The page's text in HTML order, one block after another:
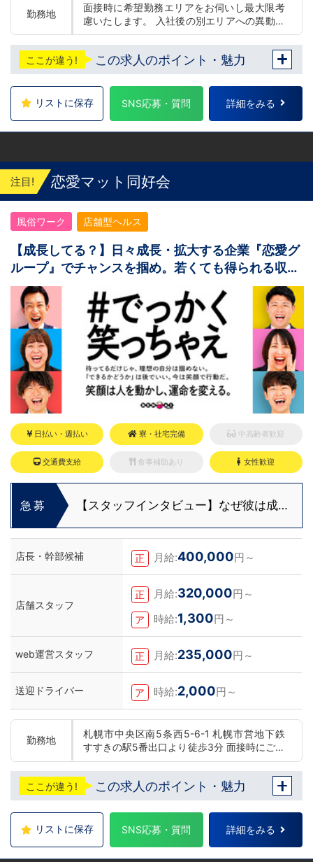
勤務地
面接時に希望勤務エリアをお伺いし最大限考
慮いたします。 入社後の別エリアへの異動の
可否の選択可能です。(変更は随時可能です)
東京 五反田：五反田駅から徒歩2分 池袋：池
袋駅西口から徒歩2分 吉原：三ノ輪駅から徒
歩8分 神奈川 横浜：京急線黄金町駅から徒歩
8分 茨城 水戸：水戸駅からバス5分 北海道 札
幌：すすきの駅から徒歩5分 中国・四国 鳥
ここが違う! この求人のポイント・魅力
リストに保存 SNS応募・質問 詳細をみる
注目! 恋愛マット同好会
風俗ワーク 店舗型ヘルス
【成長してる？】日々成長・拡大する企業『恋愛グ
ループ』でチャンスを掴め。若くても得られる収入
と役職！
日払い・週払い 寮・社宅完備 中高齢者歓迎
交通費支給 食事補助あり 女性歓迎
急募
【スタッフインタビュー】なぜ彼は成長
司”の関係
店長・幹部候補 正 月給:400,000円～
店舗スタッフ
正 月給:320,000円～
ア 時給:1,300円～
web運営スタッフ 正 月給:235,000円～
送迎ドライバー ア 時給:2,000円～
勤務地
札幌市中央区南5条西5-6-1 札幌市営地下鉄
すすきの駅5番出口より徒歩3分 面接時にご希
望の勤務地をお伺いし、配属店舗を決定いた
します。 入社後の転勤についても希望を考慮
いたします。 ■札幌エリア：北海道札幌市 地
下鉄南北線すすきの駅 ■横浜エリア：神奈川
県横浜市中区 ・京急線黄金町駅、日ノ出町駅
・市営地下鉄阪東橋駅、伊勢佐木長者町駅 ・
ここが違う! この求人のポイント・魅力
リストに保存 SNS応募・質問 詳細をみる